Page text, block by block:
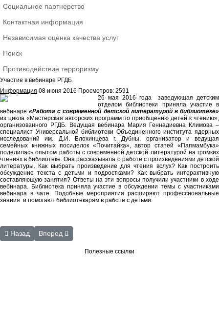
Социальное партнерство
Контактная информация
Независимая оценка качества услуг
Поиск
Противодействие терроризму
Участие в вебинаре РГДБ
Информация 08 июня 2016 Просмотров: 2591
26 мая 2016 года заведующая детским
отделом библиотеки приняла участие в
вебинаре«Работа с современной детской литературой в библиотеке»
из цикла «Мастерская авторских программ по приобщению детей к чтению»,
организованного РГДБ. Ведущая вебинара Мария Геннадиевна Климова –
специалист Универсальной библиотеки Объединенного института ядерных
исследований им. Д.И. Блохинцева г. Дубны, организатор и ведущая
семейных книжных посиделок «Почитайка», автор статей «Папмамбука»
поделилась опытом работы с современной детской литературой на громких
чтениях в библиотеке. Она рассказывала о работе с произведениями детской
литературы. Как выбрать произведение для чтения вслух? Как построить
обсуждение текста с детьми и подростками? Как выбрать интерактивную
составляющую занятия? Ответы на эти вопросы получили участники в ходе
вебинара. Библиотека приняла участие в обсуждении темы с участниками
вебинара в чате. Подобные мероприятия расширяют профессиональные
знания и помогают библиотекарям в работе с детьми.
Предыдущий: Повышение профессионального уровня
Назад Следующий: Лето 2016 г.
Вперед
Полезные ссылки